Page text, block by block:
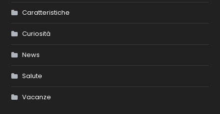
Caratteristiche
Curiosità
News
Salute
Vacanze